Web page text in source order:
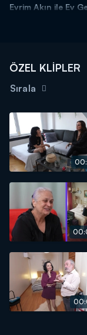
Evrim Akın ile Ev
ÖZEL KLİPLER
Sırala